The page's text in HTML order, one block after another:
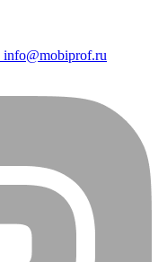
info@mobiprof.ru